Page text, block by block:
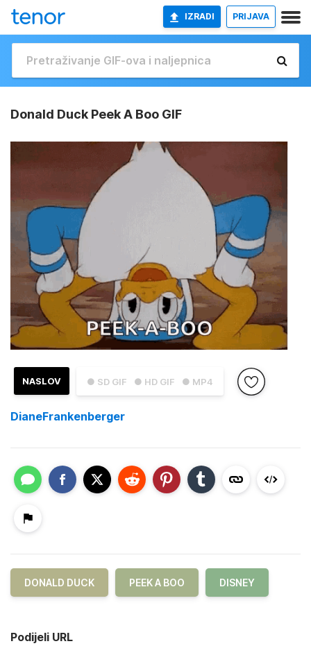
IZRADI PRIJAVA
Donald Duck Peek A Boo GIF
● SD GIF ● HD GIF ● MP4
NASLOV
DianeFrankenberger
DONALD DUCK PEEK A BOO DISNEY
Podijeli URL